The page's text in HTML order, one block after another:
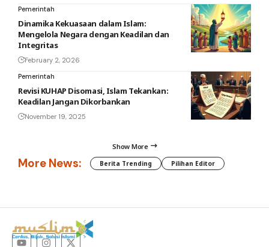
Pemerintah
Dinamika Kekuasaan dalam Islam:
Mengelola Negara dengan Keadilan dan
Integritas
February 2, 2026
Pemerintah
Revisi KUHAP Disomasi, Islam Tekankan:
Keadilan Jangan Dikorbankan
November 19, 2025
Show More
More News: Berita Trending Pilihan Editor